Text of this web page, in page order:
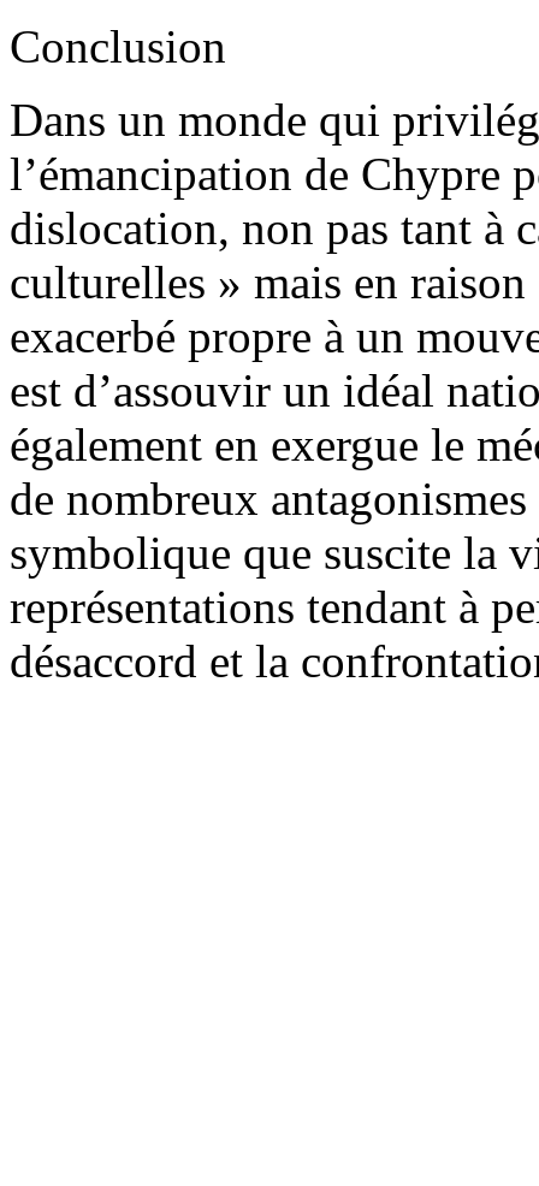
Conclusion
Dans un monde qui
l’émancipation de Chypre
dislocation, non pas tant à
culturelles » mais en
exacerbé propre à un
est d’assouvir un idéal
également en exergue le
de nombreux
symbolique que suscite la
représentations tendant à
désaccord et la